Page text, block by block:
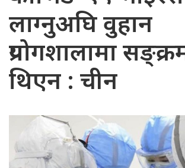
लाग्नुअघि वुहान
प्रयोगशालामा
थिएन : चीन